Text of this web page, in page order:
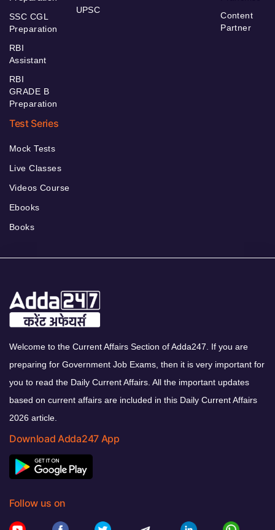
SSC CGL
Preparation
RBI
Assistant
RBI
GRADE B
Preparation
UPSC
Content
Partner
Test Series
Mock Tests
Live Classes
Videos Course
Ebooks
Books
Welcome to the Current Affairs Section of Adda247. If you are
preparing for Government Job Exams, then it is very important for
you to read the Daily Current Affairs. All the important updates
based on current affairs are included in this Daily Current Affairs
2026 article.
Download Adda247 App
Follow us on